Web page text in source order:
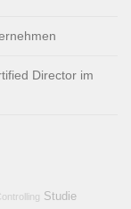
Director im
Studie